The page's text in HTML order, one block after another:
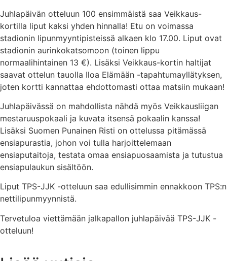
Juhlapäivän otteluun 100 ensimmäistä saa Veikkaus-
kortilla liput kaksi yhden hinnalla! Etu on voimassa
stadionin lipunmyyntipisteissä alkaen klo 17.00. Liput ovat
stadionin aurinkokatsomoon (toinen lippu
normaalihintainen 13 €). Lisäksi Veikkaus-kortin haltijat
saavat ottelun tauolla Iloa Elämään -tapahtumayllätyksen,
joten kortti kannattaa ehdottomasti ottaa matsiin mukaan!
Juhlapäivässä on mahdollista nähdä myös Veikkausliigan
mestaruuspokaali ja kuvata itsensä pokaalin kanssa!
Lisäksi Suomen Punainen Risti on ottelussa pitämässä
ensiapurastia, johon voi tulla harjoittelemaan
ensiaputaitoja, testata omaa ensiapuosaamista ja tutustua
ensiapulaukun sisältöön.
Liput TPS-JJK -otteluun saa edullisimmin ennakkoon TPS:n
nettilipunmyynnistä.
Tervetuloa viettämään jalkapallon juhlapäivää TPS-JJK -
otteluun!